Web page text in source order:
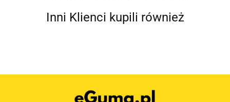
Inni Klienci kupili również